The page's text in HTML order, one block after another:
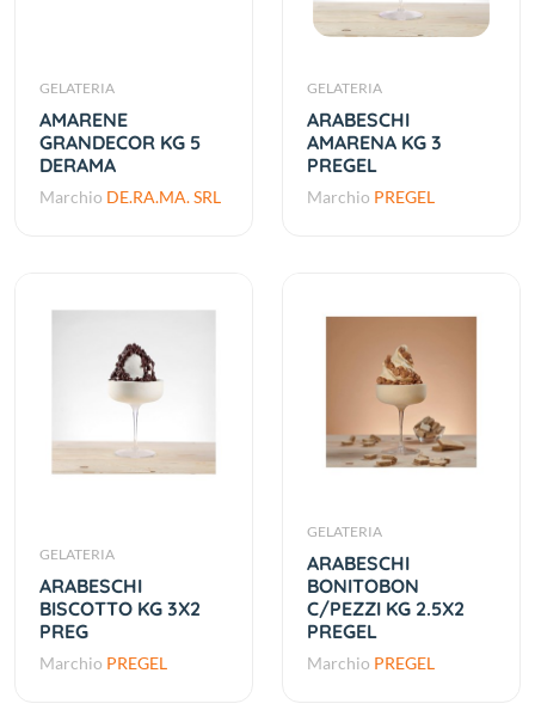
GELATERIA
AMARENE
GRANDECOR KG 5
DERAMA
Marchio DE.RA.MA. SRL
GELATERIA
ARABESCHI
AMARENA KG 3
PREGEL
Marchio PREGEL
GELATERIA
ARABESCHI
BISCOTTO KG 3X2
PREG
Marchio PREGEL
GELATERIA
ARABESCHI
BONITOBON
C/PEZZI KG 2.5X2
PREGEL
Marchio PREGEL